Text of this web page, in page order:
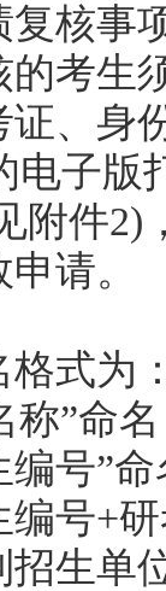
核事
考生须
证、身
电子版
附件2)
请。
为：
称”命
编号”
编号+
生单